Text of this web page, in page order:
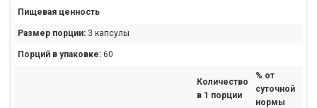
Пищевая ценность
Размер порции: 3 капсулы
Порций в упаковке: 60
Количество
в 1 порции
% от
суточной
нормы